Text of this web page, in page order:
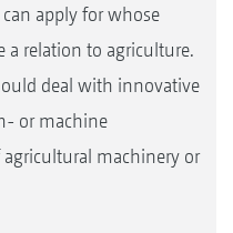
apply for whose
a relation to agriculture.
deal with innovative
or machine
machinery or